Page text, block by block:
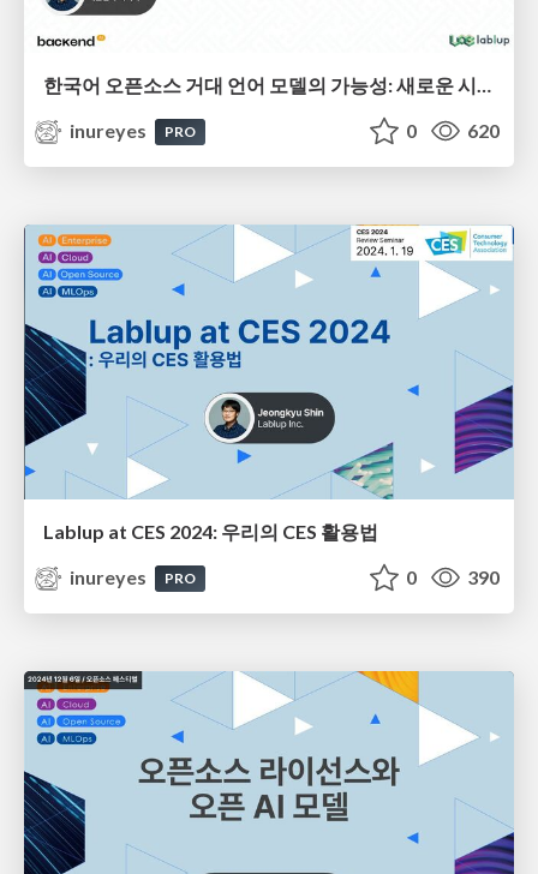
한국어 오픈소스 거대 언어 모델의 가능성: 새로운 시대의 언어 이해와 생성
inureyes
PRO 0 620
Lablup at CES 2024: 우리의 CES 활용법
inureyes
PRO 0 390